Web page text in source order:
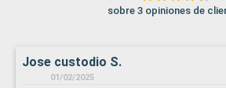
sobre 3 opiniones de
Jose custodio S.
01/02/2025